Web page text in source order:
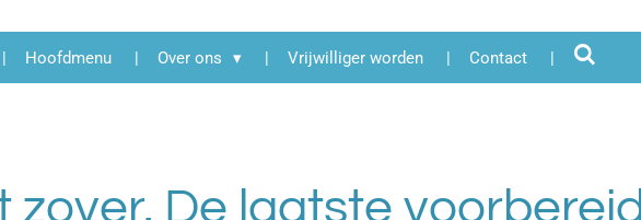
Hoofdmenu Over ons Vrijwilliger worden Contact
zover. De laatste